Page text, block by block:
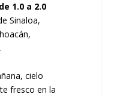
1.0 a 2.0
Sinaloa,
cielo
fresco en la